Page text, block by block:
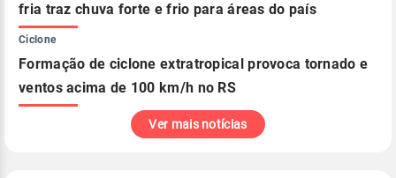
fria traz chuva forte e frio para áreas do país
Ciclone
Formação de ciclone extratropical provoca tornado e
ventos acima de 100 km/h no RS
Ver mais notícias